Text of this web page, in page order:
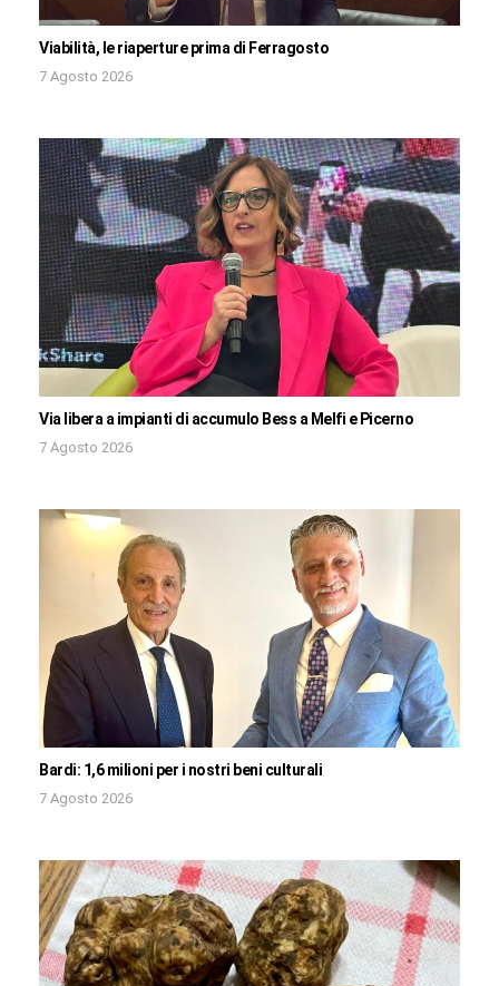
Viabilità, le riaperture prima di Ferragosto
7 Agosto 2026
Via libera a impianti di accumulo Bess a Melfi e Picerno
7 Agosto 2026
Bardi: 1,6 milioni per i nostri beni culturali
7 Agosto 2026